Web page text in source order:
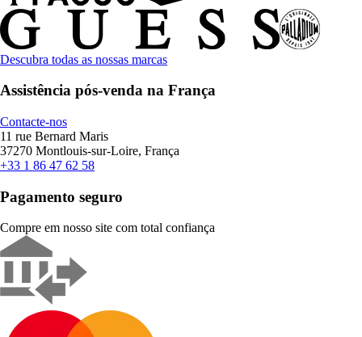
Descubra todas as nossas marcas
Assistência pós-venda na França
Contacte-nos
11 rue Bernard Maris
37270 Montlouis-sur-Loire, França
+33 1 86 47 62 58
Pagamento seguro
Compre em nosso site com total confiança